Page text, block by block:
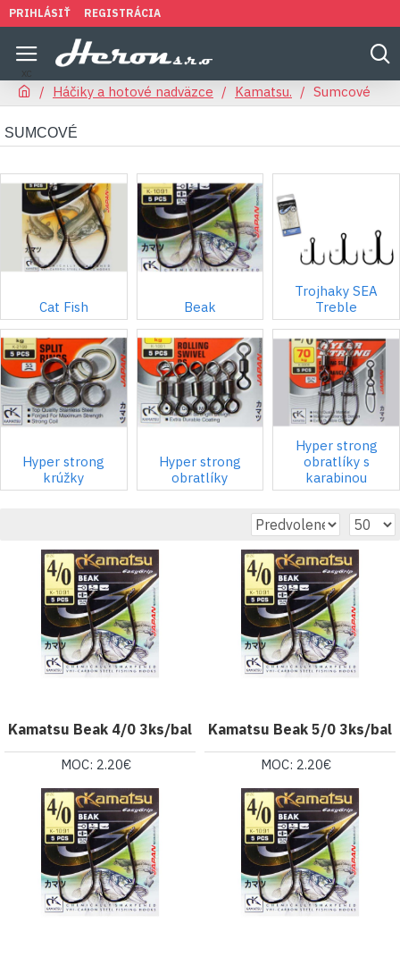
PRIHLÁSIŤ REGISTRÁCIA
Háčiky a hotové nadväzce Kamatsu. Sumcové
SUMCOVÉ
Cat Fish Beak
Trojhaky SEA
Treble
Hyper strong
krúžky
Hyper strong
obratlíky
Hyper strong
obratlíky s
karabinou
Kamatsu Beak 4/0 3ks/bal
MOC: 2.20€
Kamatsu Beak 5/0 3ks/bal
MOC: 2.20€